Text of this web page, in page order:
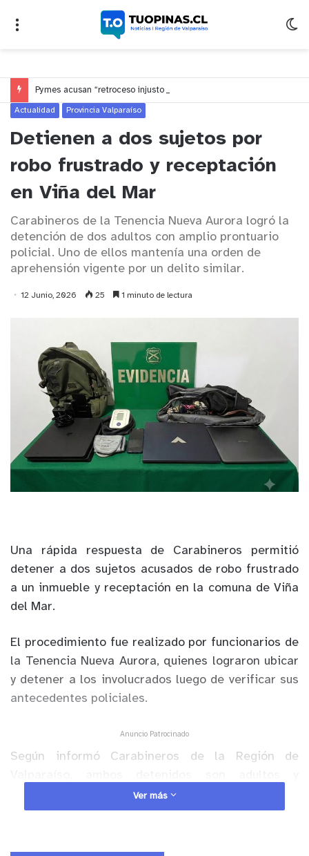
Actualidad Provincia Valparaíso
Detienen a dos sujetos por
robo frustrado y receptación
en Viña del Mar
Carabineros de la Tenencia Nueva Aurora logró la
detención de dos adultos con amplio prontuario
policial. Uno de ellos mantenía una orden de
aprehensión vigente por un delito similar.
12 Junio, 2026 25 1 minuto de lectura
Una rápida respuesta de Carabineros permitió
detener a dos sujetos acusados de robo frustrado
a un inmueble y receptación en la comuna de Viña
del Mar.
El procedimiento fue realizado por funcionarios de
la Tenencia Nueva Aurora, quienes lograron ubicar
y detener a los involucrados luego de verificar sus
antecedentes policiales.
Anuncio Patrocinado
Según informó Carabineros de la Región de
mantienen un amplio prontuario policial. Además,
uno de ellos registraba una orden de aprehensión
Ver más